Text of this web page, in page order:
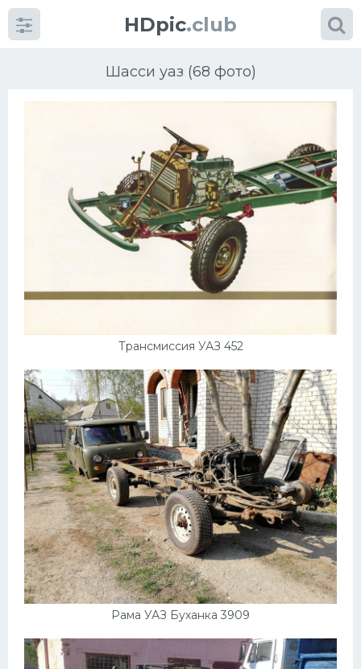
HDpic.club
Шасси уаз (68 фото)
Трансмиссия УАЗ 452
Рама УАЗ Буханка 3909
Категории
Красивые фото машин
Пежо
Ауди
Гараж
Русские авто
Вольво
БМВ
МАЗ
Сузуки
Фольксваген